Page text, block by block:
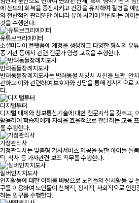
에 산모의 회복을 증진시키고 건강을 유지하며 질병을 예
의 전반적인 관리뿐만 아니라 유아 시기에 확립되는 아이
것을 수행한다.
유튜브크리에이터
소셜미디어 플랫폼에 계정을 생성하고 다양한 형식의 유
종 기관 등에서 관련 전문가 양성 교육을 수행한다.
반려동물장례지도사
반려동물장례지도사는 반려동물 사망시 시신을 보관, 안
관하고 이와 관련하여 보호자와 상담을 통해 정서적으로
다.
디지털튜터
디지털 매체와 정보통신기술에 대한 전문지식을 갖추고,
활용하여 학습자에게 지식을 효율적으로 전달하는 교육
를 수행한다.
가정관리사
가정관리사는 맞춤형 가사서비스 제공을 통한 아이들 돌
탁, 식사 등 가사관련 보조 직무를 수행한다.
실버인지지도사
인지활동에 대한 이해를 바탕으로 노인들의 신체활동 및
구를 이용하여 노인들이 신체적, 정서적, 사회적으로 안
하는 업무를 수행한다.